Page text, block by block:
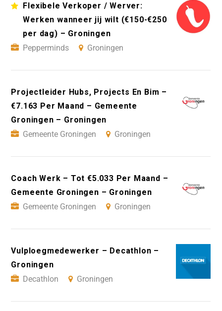
Flexibele Verkoper / Werver:
Werken wanneer jij wilt (€150-€250
per dag) – Groningen
Pepperminds
Groningen
Projectleider Hubs, Projects En Bim –
€7.163 Per Maand – Gemeente
Groningen – Groningen
Gemeente Groningen
Groningen
Coach Werk – Tot €5.033 Per Maand –
Gemeente Groningen – Groningen
Gemeente Groningen
Groningen
Vulploegmedewerker – Decathlon –
Groningen
Decathlon
Groningen